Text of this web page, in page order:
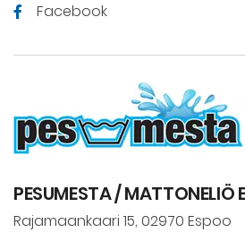
Facebook
PESUMESTA / MATTONELIÖ
Rajamaankaari 15, 02970 Espoo